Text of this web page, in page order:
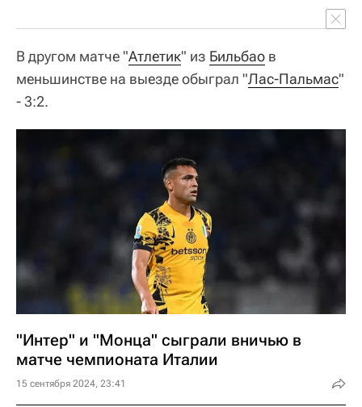
В другом матче "Атлетик" из Бильбао в
меньшинстве на выезде обыграл "Лас-Пальмас"
- 3:2.
"Интер" и "Монца" сыграли вничью в
матче чемпионата Италии
15 сентября 2024, 23:41